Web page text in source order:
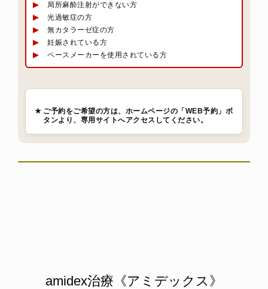
▶︎
局所麻酔注射ができない方
▶︎
光過敏症の方
▶︎
無カタラーゼ症の方
▶︎
妊娠されている方
▶︎
ペースメーカーを使用されている方
★ ご予約をご希望の方は、ホームページの「WEB予約」ボ
タンより、専用サイトへアクセスしてください。
amidex治療《アミデックス》